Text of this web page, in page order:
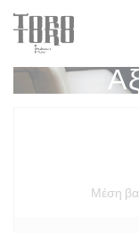
Πίνακας
Μέση